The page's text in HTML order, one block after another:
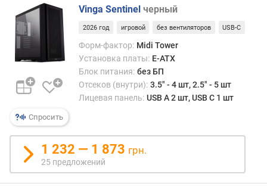
л
щ
и
н
а
о
к
в
с
е
Спросить
Vinga Sentinel черный
2026 год игровой без вентиляторов USB-C
Форм-фактор: Midi Tower
Установка платы: E-ATX
Блок питания: без БП
Отсеков (внутри): 3.5" - 4 шт, 2.5" - 5 шт
Лицевая панель: USB A 2 шт, USB C 1 шт
1 232 — 1 873 грн.
25 предложений